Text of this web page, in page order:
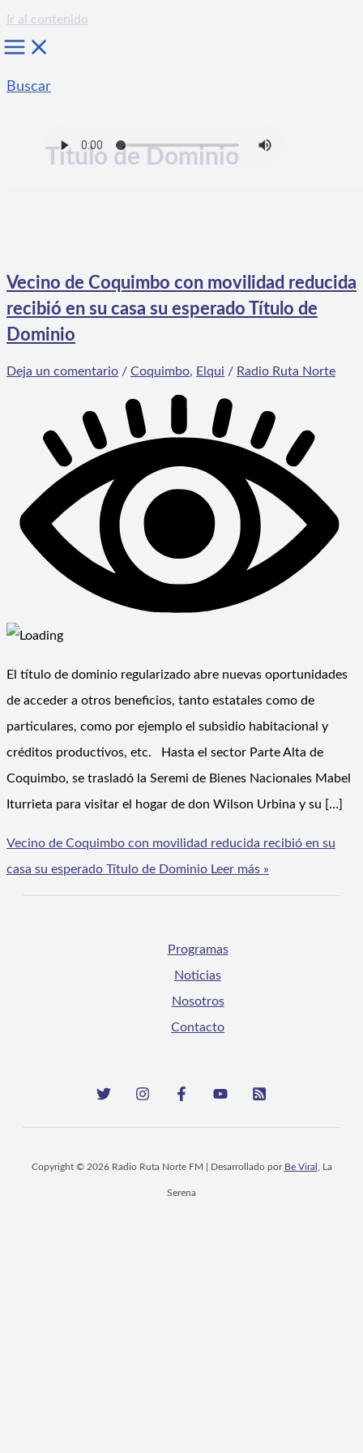
Ir al contenido
Buscar
Título de Dominio
Vecino de Coquimbo con movilidad reducida
recibió en su casa su esperado Título de
Dominio
Deja un comentario / Coquimbo, Elqui / Radio Ruta Norte
El título de dominio regularizado abre nuevas oportunidades
de acceder a otros beneficios, tanto estatales como de
particulares, como por ejemplo el subsidio habitacional y
créditos productivos, etc. Hasta el sector Parte Alta de
Coquimbo, se trasladó la Seremi de Bienes Nacionales Mabel
Iturrieta para visitar el hogar de don Wilson Urbina y su […]
Vecino de Coquimbo con movilidad reducida recibió en su
casa su esperado Título de Dominio Leer más »
Programas
Noticias
Nosotros
Contacto
Copyright © 2026 Radio Ruta Norte FM | Desarrollado por Be Viral , La
Serena